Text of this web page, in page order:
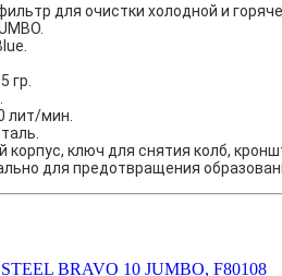
для очистки холодной и
гр.
лит/мин.
ключ для снятия колб,
для предотвращения